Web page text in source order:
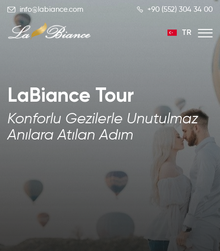
info@labiance.com +90 (552) 304 34 00
TR
LaBiance Tour
Konforlu Gezilerle Unutulmaz
Anılara Atılan Adım